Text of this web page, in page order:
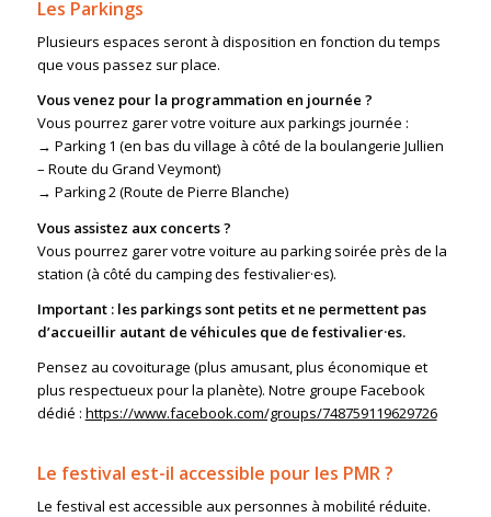
Les Parkings
Plusieurs espaces seront à disposition en fonction du temps
que vous passez sur place.
Vous venez pour la programmation en journée ?
Vous pourrez garer votre voiture aux parkings journée :
→ Parking 1 (en bas du village à côté de la boulangerie Jullien
– Route du Grand Veymont)
→ Parking 2 (Route de Pierre Blanche)
Vous assistez aux concerts ?
Vous pourrez garer votre voiture au parking soirée près de la
station (à côté du camping des festivalier·es).
Important : les parkings sont petits et ne permettent pas
d’accueillir autant de véhicules que de festivalier·es.
Pensez au covoiturage (plus amusant, plus économique et
plus respectueux pour la planète). Notre groupe Facebook
dédié : https://www.facebook.com/groups/748759119629726
Le festival est-il accessible pour les PMR ?
Le festival est accessible aux personnes à mobilité réduite.